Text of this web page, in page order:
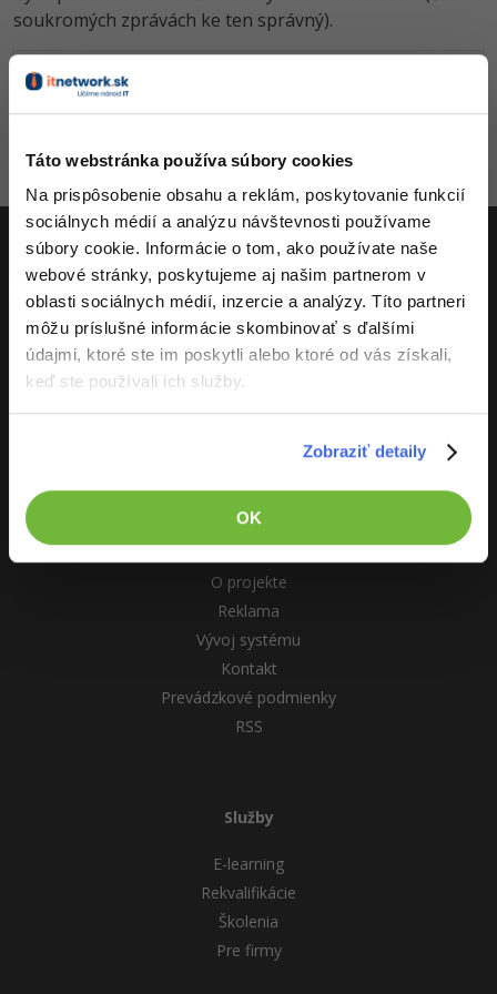
Táto webstránka používa súbory cookies
Na prispôsobenie obsahu a reklám, poskytovanie funkcií
sociálnych médií a analýzu návštevnosti používame
súbory cookie. Informácie o tom, ako používate naše
webové stránky, poskytujeme aj našim partnerom v
oblasti sociálnych médií, inzercie a analýzy. Títo partneri
môžu príslušné informácie skombinovať s ďalšími
údajmi, ktoré ste im poskytli alebo ktoré od vás získali,
keď ste používali ich služby.
Zobraziť detaily
OK
C++ -80%
Swift
Céčko
VB.NET
SQL
UML -80%
-41%
Business
Copywriting
Google Dokumenty
Time management
Fórum
Linux a UNIX
Elektronický podpis
Windows
-15%
Adobe InDesign
Blender -80%
Inkscape
Fotografovanie -80%
Video
soukromých zprávách ke ten správný).
Pridané
Aktivity
ITnetwork.sk
Učíme národ IT
O projekte
O projekte
Reklama
Vývoj systému
Kontakt
Prevádzkové podmienky
RSS
Služby
E-learning
Rekvalifikácie
Školenia
Pre firmy